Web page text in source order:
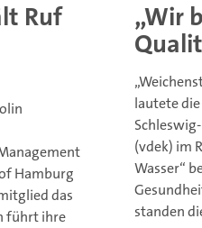
Ruf
Hamburg
das
führt ihre
„Wir
lautete
(vdek) im
Wasser“
standen